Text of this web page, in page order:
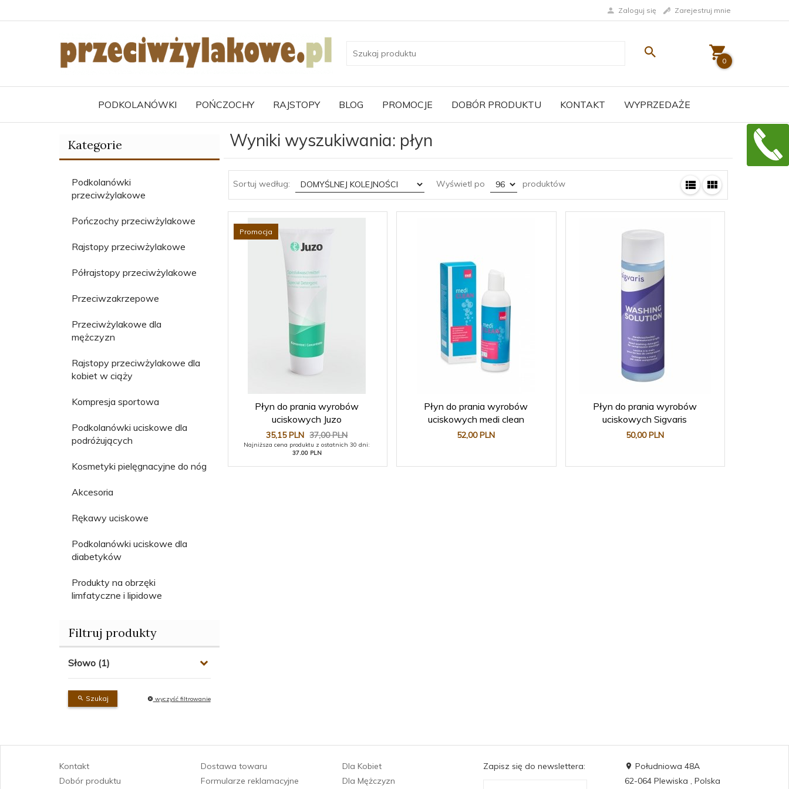
Zaloguj się Zarejestruj mnie
0
PODKOLANÓWKI POŃCZOCHY RAJSTOPY BLOG PROMOCJE DOBÓR PRODUKTU KONTAKT WYPRZEDAŻE
Kategorie
Podkolanówki
przeciwżylakowe
Pończochy przeciwżylakowe
Rajstopy przeciwżylakowe
Półrajstopy przeciwżylakowe
Przeciwzakrzepowe
Przeciwżylakowe dla
mężczyzn
Rajstopy przeciwżylakowe dla
kobiet w ciąży
Kompresja sportowa
Podkolanówki uciskowe dla
podróżujących
Kosmetyki pielęgnacyjne do nóg
Akcesoria
Rękawy uciskowe
Podkolanówki uciskowe dla
diabetyków
Produkty na obrzęki
limfatyczne i lipidowe
Filtruj produkty
Słowo
Szukaj wyczyść filtrowanie
Wyniki wyszukiwania: płyn
Sortuj według: sort Wyświetl po pop produktów
Promocja
Płyn do prania wyrobów
uciskowych Juzo
35,15 PLN 37,00 PLN
Najniższa cena produktu z ostatnich 30 dni:
37.00 PLN
Płyn do prania wyrobów
uciskowych medi clean
52,00 PLN
Płyn do prania wyrobów
uciskowych Sigvaris
50,00 PLN
Kontakt
Dobór produktu
Dostawa towaru
Formularze reklamacyjne
Dla Kobiet
Dla Mężczyzn
Zapisz się do newslettera:
Południowa 48A
62-064 Plewiska ,Polska